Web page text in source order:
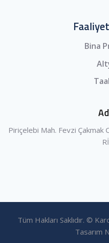
Bina
Piriçelebi Mah. Fevzi
Tüm Hakları Saklıdır. ©
Tasarım